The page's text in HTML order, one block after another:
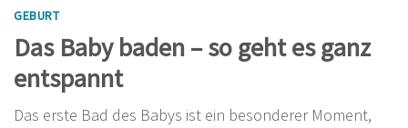
GEBURT
Das Baby baden – so geht es ganz
entspannt
Das erste Bad des Babys ist ein besonderer Moment,